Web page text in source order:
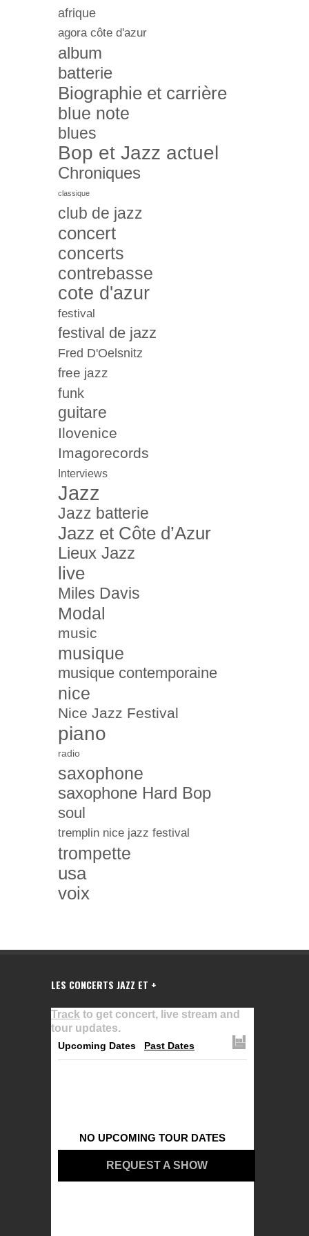
afrique
agora côte d'azur
album
batterie
Biographie et carrière
blue note
blues
Bop et Jazz actuel
Chroniques
classique
club de jazz
concert
concerts
contrebasse
cote d'azur
festival
festival de jazz
Fred D'Oelsnitz
free jazz
funk
guitare
Ilovenice
Imagorecords
Interviews
Jazz
Jazz batterie
Jazz et Côte d’Azur
Lieux Jazz
live
Miles Davis
Modal
music
musique
musique contemporaine
nice
Nice Jazz Festival
piano
radio
saxophone
saxophone Hard Bop
soul
tremplin nice jazz festival
trompette
usa
voix
LES CONCERTS JAZZ ET +
Track to get concert, live stream and
tour updates.
Upcoming Dates Past Dates
NO UPCOMING TOUR DATES
REQUEST A SHOW